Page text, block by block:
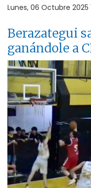
Lunes, 06 Octubre 2025
Berazategui
ganándole a